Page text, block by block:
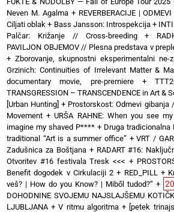
Neven M. Agalma+ REVERBERACIJE |
Ciljati oblak + Bass Jansson: Introspekcija +
Palčar: Križanje // Cross-breeding+
PAVILJON OBJEMOV // Plesna predstava v
+ Zborovanje, skupnostni eksperimentalni ne-
Grzinich: Continuities of Irrelevant Matter &
documentary movie, pre-premiere+
TRANSGRESSION – TRANSCENDENCE in Art &
[Urban Hunting] + Prostorskost: Odmevi gibanja
Movement +URŠA RAHNE: When you see
imagine my shaved P**** + Druga
traditional “Art is a summer office” +VRT /
Zadušnica za Boštjana+ RADART #16:
Otvoritev #16 festivala Tresk <<< +
Benefit dogodek v Cirkulaciji 2 + RED_PILL +
veš? | How do you Know? | Miből tudod?” +
DOHODNINE SVOJEMU NAJSLAJŠEMU
LJUBLJANA +V ritmu algoritma+ [petek